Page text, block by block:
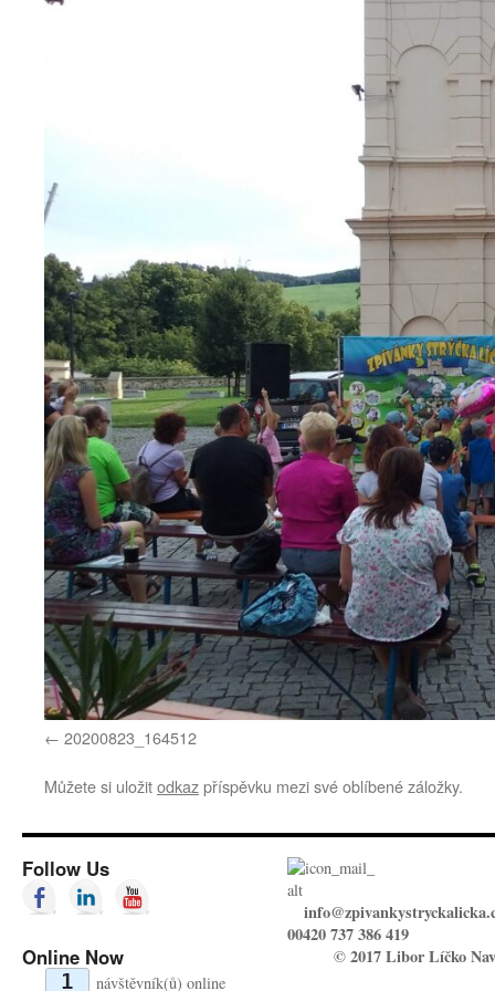
20200823_164512
Můžete si uložitodkazpříspěvku mezi své oblíbené záložky.
Follow Us
Online Now
1 návštěvník(ů) online
00420 737 386 419
© 2017 Libor Líčko